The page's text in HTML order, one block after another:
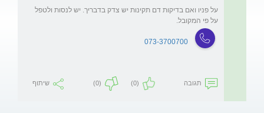
על פניו ואם בדיקות דם תקינות יש צדק בדבריך. יש לנסות ולטפל
על פי המקובל.
073-3700700
תגובה (0)
(0) שיתוף